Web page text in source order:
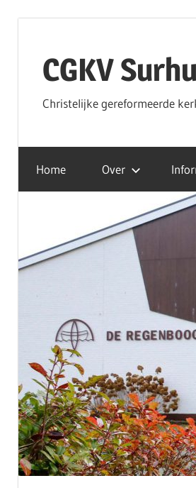
CGKV
Christelijke gereformeerde
Home Over